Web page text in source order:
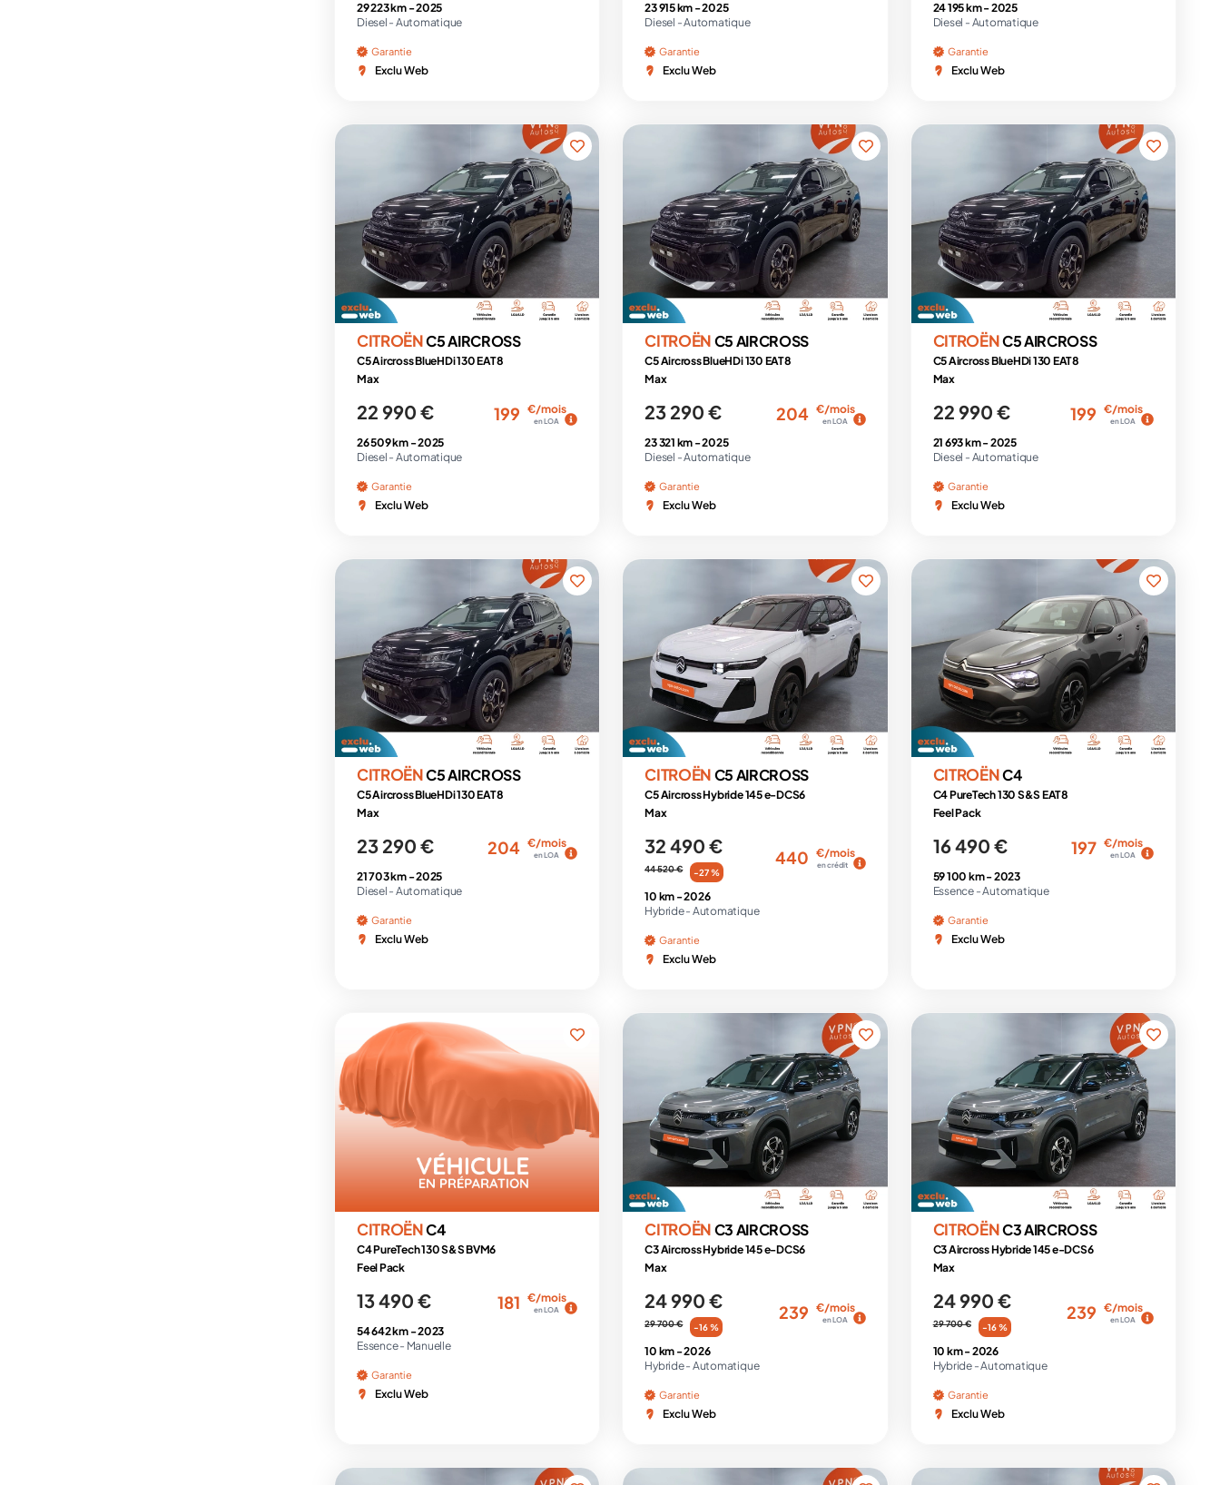
29 223 km -2025
Diesel - Automatique
Garantie
Exclu Web
23 915 km -2025
Diesel -Automatique
Garantie
Exclu Web
24 195 km -2025
Diesel - Automatique
Garantie
Exclu Web
CITROËNC5 AIRCROSS
C5 Aircross BlueHDi 130 EAT8
Max
22 990 € 199 €/mois
en LOA
26 509 km -2025
Diesel - Automatique
Garantie
Exclu Web
CITROËNC5 AIRCROSS
C5 Aircross BlueHDi 130 EAT8
Max
23 290 € 204 €/mois
en LOA
23 321 km -2025
Diesel -Automatique
Garantie
Exclu Web
CITROËNC5 AIRCROSS
C5 Aircross BlueHDi 130 EAT8
Max
22 990 € 199 €/mois
en LOA
21 693 km -2025
Diesel - Automatique
Garantie
Exclu Web
CITROËNC5 AIRCROSS
C5 Aircross BlueHDi 130 EAT8
Max
23 290 € 204 €/mois
en LOA
21 703 km -2025
Diesel - Automatique
Garantie
Exclu Web
CITROËNC5 AIRCROSS
C5 Aircross Hybride 145 e-DCS6
Max
32 490 €
44 520 € -27 %
440 €/mois
en crédit
10 km -2026
Hybride - Automatique
Garantie
Exclu Web
CITROËNC4
C4 PureTech 130 S&S EAT8
Feel Pack
16 490 € 197 €/mois
en LOA
59 100 km -2023
Essence -Automatique
Garantie
Exclu Web
CITROËNC4
C4 PureTech 130 S&S BVM6
Feel Pack
13 490 € 181 €/mois
en LOA
54 642 km -2023
Essence - Manuelle
Garantie
Exclu Web
CITROËNC3 AIRCROSS
C3 Aircross Hybride 145 e-DCS6
Max
24 990 €
29 700 € -16 %
239 €/mois
en LOA
10 km -2026
Hybride - Automatique
Garantie
Exclu Web
CITROËNC3 AIRCROSS
C3 Aircross Hybride 145 e-DCS6
Max
24 990 €
29 700 € -16 %
239 €/mois
en LOA
10 km -2026
Hybride -Automatique
Garantie
Exclu Web